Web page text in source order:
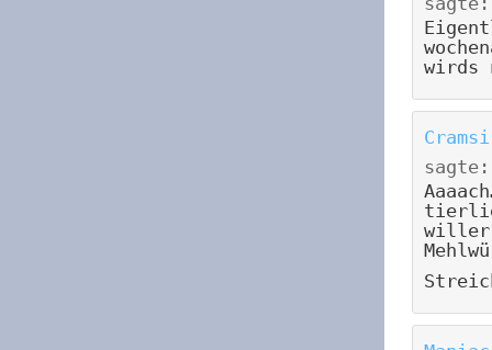
wirds
Cramsi
sagte:
willer